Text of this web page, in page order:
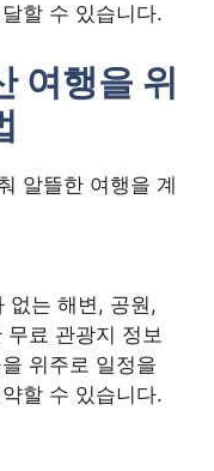
할 수 있습니다.
여행을 위
알뜰한 여행을 계
없는 해변, 공원,
료 관광지 정보
위주로 일정을
할 수 있습니다.